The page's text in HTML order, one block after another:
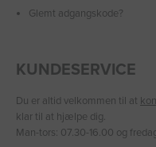
Glemt adgangskode?
KUNDESERVICE
Du er altid velkommen til at
klar til at hjælpe dig.
Man-tors: 07.30-16.00 og